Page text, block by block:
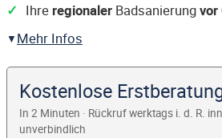
Ihre regionaler Badsanierungvor
Mehr Infos
Kostenlose
In 2 Minuten · Rückruf werktags i. d. R.
unverbindlich